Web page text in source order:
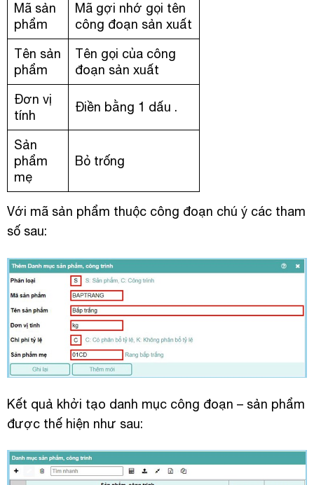
Mã sản
phẩm
Mã gợi nhớ gọi tên
công đoạn sản xuất
Tên sản
phẩm
Tên gọi của công
đoạn sản xuất
Đơn vị
tính
Điền bằng 1 dấu .
Sản
phẩm
mẹ
Bỏ trống
Với mã sản phẩm thuộc công đoạn chú ý các tham
số sau:
Kết quả khởi tạo danh mục công đoạn – sản phẩm
được thế hiện như sau: